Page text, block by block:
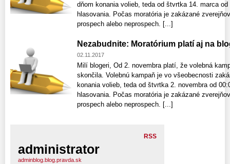
dňom konania volieb, teda od štvrtka 14. marca
hlasovania. Počas moratória je zakázané
prospech alebo neprospech. [...]
Nezabudnite: Moratórium platí aj na
02.11.2017
Milí blogeri, Od 2. novembra platí, že volebná
skončila. Volebnú kampaň je vo všeobecnosti
konania volieb, teda od štvrtka 2. novembra od
hlasovania. Počas moratória je zakázané
prospech alebo neprospech. [...]
RSS
administrator
adminblog.blog.pravda.sk